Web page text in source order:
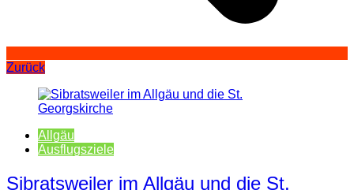
Zurück
Allgäu
Ausflugsziele
Sibratsweiler im Allgäu und die St.